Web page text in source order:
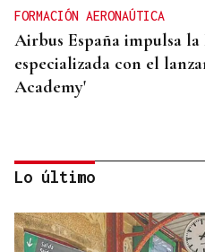
FORMACIÓN AERONAÚTICA
Airbus España impulsa
especializada con el
Academy'
Lo último